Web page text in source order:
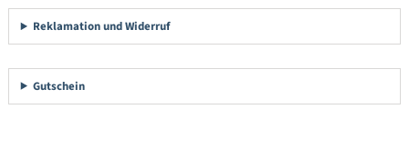
Reklamation und Widerruf
Gutschein